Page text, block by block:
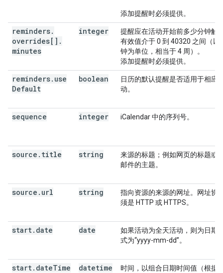
添加提醒时必须提供。
reminders.
overrides[] .
minutes
integer
提醒应在活动开始前多少分钟触
有效值介于 0 到 40320 之间（以
钟为单位，相当于 4 周）。
添加提醒时必须提供。
reminders. use
Default
boolean
日历的默认提醒是否适用于相应
动。
sequence integer iCalendar 中的序列号。
source . title string
来源的标题；例如网页的标题或
邮件的主题。
source . url string
指向资源的来源的网址。网址协
须是 HTTP 或 HTTPS。
start. date date
如果活动为全天活动，则为日期
式为“yyyy-mm-dd”。
start. dateTime datetime
时间，以组合日期时间值（根据